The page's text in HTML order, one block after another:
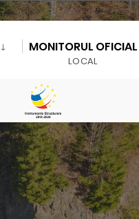
MONITORUL OFICIAL
LOCAL